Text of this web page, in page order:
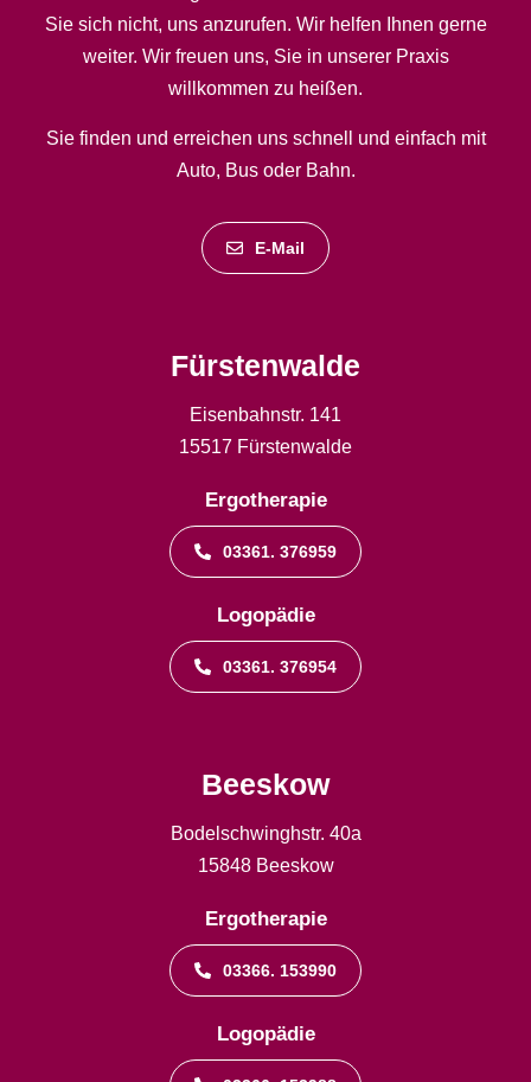
Sie sich nicht, uns anzurufen. Wir helfen Ihnen gerne
weiter. Wir freuen uns, Sie in unserer Praxis
willkommen zu heißen.
Sie finden und erreichen uns schnell und einfach mit
Auto, Bus oder Bahn.
E-Mail
Fürstenwalde
Eisenbahnstr. 141
15517 Fürstenwalde
Ergotherapie
03361. 376959
Logopädie
03361. 376954
Beeskow
Bodelschwinghstr. 40a
15848 Beeskow
Ergotherapie
03366. 153990
Logopädie